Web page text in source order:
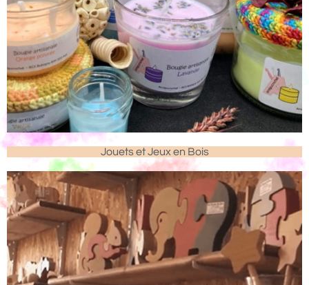
Jouets et Jeux en Bois